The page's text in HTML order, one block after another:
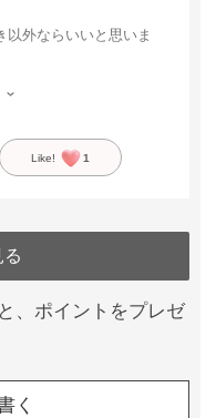
以外ならいいと思いま
ズするときにもずれな
Like! 1
る
、ポイントをプレゼ
く